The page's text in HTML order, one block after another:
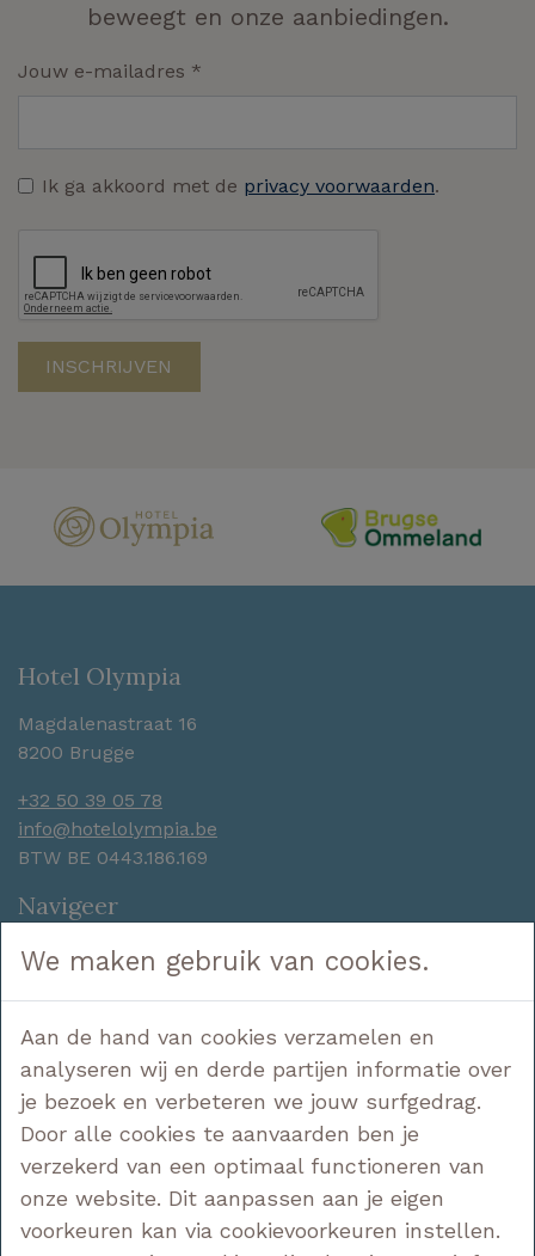
beweegt en onze aanbiedingen.
Jouw e-mailadres *
Ik ga akkoord met de privacy voorwaarden.
Hotel Olympia
Magdalenastraat 16
8200 Brugge
+32 50 39 05 78
info@hotelolympia.be
BTW BE 0443.186.169
Navigeer
Hotel
Ontdekken
Aanbiedingen
Contact
Volg ons
We maken gebruik van cookies.
Aan de hand van cookies verzamelen en
analyseren wij en derde partijen informatie over
je bezoek en verbeteren we jouw surfgedrag.
Door alle cookies te aanvaarden ben je
verzekerd van een optimaal functioneren van
onze website. Dit aanpassen aan je eigen
voorkeuren kan via cookievoorkeuren instellen.